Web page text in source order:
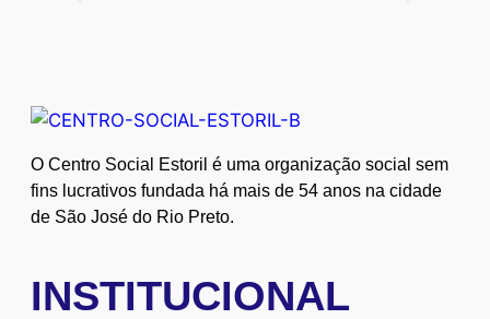
O Centro Social Estoril é uma organização social sem
fins lucrativos fundada há mais de 54 anos na cidade
de São José do Rio Preto.
INSTITUCIONAL